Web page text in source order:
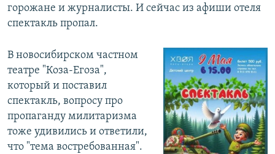
горожане и журналисты. И сейчас из афиши отеля
спектакль пропал.
В новосибирском частном
театре "Коза-Егоза",
который и поставил
спектакль, вопросу про
пропаганду милитаризма
тоже удивились и ответили,
что "тема востребованная".